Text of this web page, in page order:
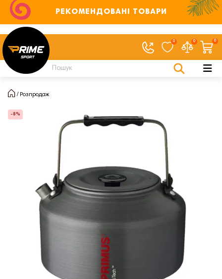
РЕКОМЕНДОВАНІ ТОВАРИ
0 0 0
Розпродаж
-8%